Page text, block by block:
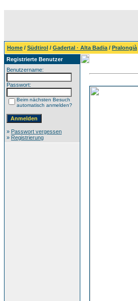
Home / Südtirol / Gadertal · Alta Badia / Pralongià
Registrierte Benutzer
Benutzername:
Passwort:
Beim nächsten Besuch
automatisch anmelden?
» Passwort vergessen
» Registrierung